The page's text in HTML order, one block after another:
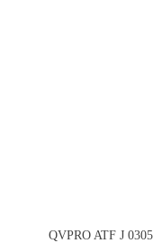
QVPRO ATF J 0305